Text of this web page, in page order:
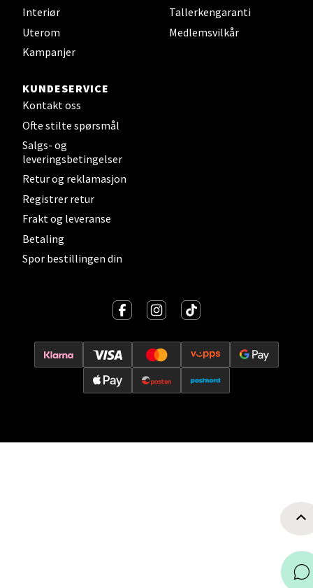
Interiør
Uterom
Kampanjer
Tallerkengaranti
Medlemsvilkår
KUNDESERVICE
Kontakt oss
Ofte stilte spørsmål
Salgs- og
leveringsbetingelser
Retur og reklamasjon
Registrer retur
Frakt og leveranse
Betaling
Spor bestillingen din
Støperivn. 5, 2010 Strømmen
Åpent i dag 10-19
0 i butikk
Sunndalsøra - Alti Sunndal
Alti Sunndal, Sunndalsveien 17, 6600 Sunndalsøra
Åpent i dag 10-16
0 i butikk
Jessheim - Thon Senter Jessheim
Storgata 6, 2050 Jessheim
Åpent i dag 10-19